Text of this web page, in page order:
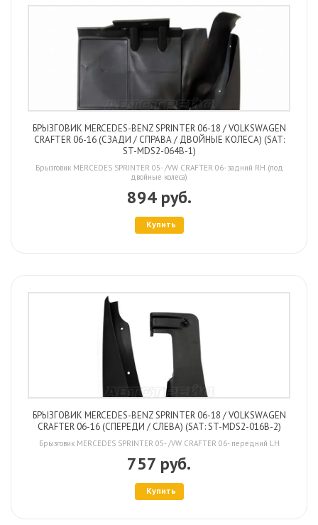
БРЫЗГОВИК MERCEDES-BENZ SPRINTER 06-18 / VOLKSWAGEN
CRAFTER 06-16 (СЗАДИ / СПРАВА / ДВОЙНЫЕ КОЛЕСА) (SAT:
ST-MDS2-064B-1)
Брызговик MERCEDES SPRINTER 05- /VW CRAFTER 06- задний RH (под
двойные колеса)
894 руб.
Купить
БРЫЗГОВИК MERCEDES-BENZ SPRINTER 06-18 / VOLKSWAGEN
CRAFTER 06-16 (СПЕРЕДИ / СЛЕВА) (SAT: ST-MDS2-016B-2)
Брызговик MERCEDES SPRINTER 05- /VW CRAFTER 06- передний LH
757 руб.
Купить